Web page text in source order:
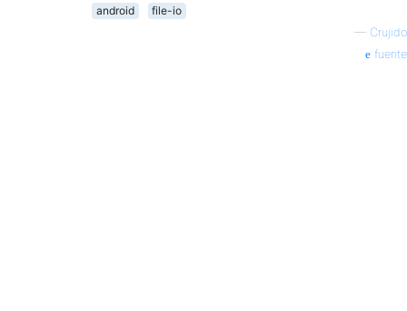
android
file-io
— Crujido
fuente